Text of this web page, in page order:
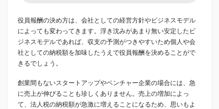
役員報酬の決め方は、会社としての経営方針やビジネスモデル
によっても変わってきます。浮き沈みがあまり無い安定したビ
ジネスモデルであれば、収支の予測がつきやすいため個人や会
社としての納税額を加味したうえで役員報酬を決めることがで
きるでしょう。
創業間もないスタートアップやベンチャー企業の場合には、急
に売上が伸びることも珍しくありません。売上の増加によっ
て、法人税の納税額が急激に増えることになるため、思いもよ